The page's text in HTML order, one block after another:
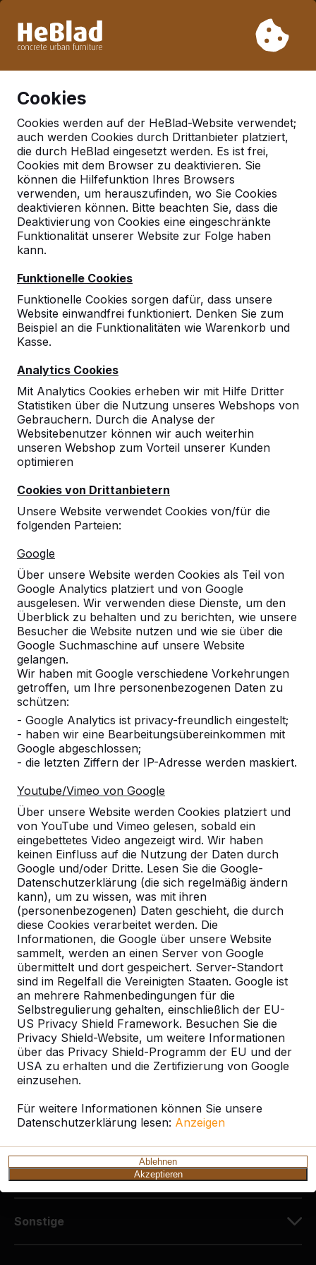
Woche 33 nicht. Bitte berücksichtigen Sie daher längere
Cookies
Cookies werden auf der HeBlad-Website verwendet;
auch werden Cookies durch Drittanbieter platziert,
die durch HeBlad eingesetzt werden. Es ist frei,
Cookies mit dem Browser zu deaktivieren. Sie
können die Hilfefunktion Ihres Browsers
verwenden, um herauszufinden, wo Sie Cookies
deaktivieren können. Bitte beachten Sie, dass die
Deaktivierung von Cookies eine eingeschränkte
Funktionalität unserer Website zur Folge haben
kann.
Funktionelle Cookies
Funktionelle Cookies sorgen dafür, dass unsere
Website einwandfrei funktioniert. Denken Sie zum
Beispiel an die Funktionalitäten wie Warenkorb und
Kasse.
Analytics Cookies
Mit Analytics Cookies erheben wir mit Hilfe Dritter
Statistiken über die Nutzung unseres Webshops von
Gebrauchern. Durch die Analyse der
Websitebenutzer können wir auch weiterhin
unseren Webshop zum Vorteil unserer Kunden
optimieren
Cookies von Drittanbietern
Unsere Website verwendet Cookies von/für die
folgenden Parteien:
Google
Über unsere Website werden Cookies als Teil von
Google Analytics platziert und von Google
ausgelesen. Wir verwenden diese Dienste, um den
Überblick zu behalten und zu berichten, wie unsere
Besucher die Website nutzen und wie sie über die
Google Suchmaschine auf unsere Website
gelangen.
Wir haben mit Google verschiedene Vorkehrungen
getroffen, um Ihre personenbezogenen Daten zu
schützen:
- Google Analytics ist privacy-freundlich eingestelt;
- haben wir eine Bearbeitungsübereinkommen mit
Google abgeschlossen;
- die letzten Ziffern der IP-Adresse werden maskiert.
Youtube/Vimeo von Google
Über unsere Website werden Cookies platziert und
von YouTube und Vimeo gelesen, sobald ein
eingebettetes Video angezeigt wird. Wir haben
keinen Einfluss auf die Nutzung der Daten durch
Google und/oder Dritte. Lesen Sie die Google-
Datenschutzerklärung (die sich regelmäßig ändern
kann), um zu wissen, was mit ihren
(personenbezogenen) Daten geschieht, die durch
diese Cookies verarbeitet werden. Die
Informationen, die Google über unsere Website
sammelt, werden an einen Server von Google
übermittelt und dort gespeichert. Server-Standort
sind im Regelfall die Vereinigten Staaten. Google ist
an mehrere Rahmenbedingungen für die
Selbstregulierung gehalten, einschließlich der EU-
US Privacy Shield Framework. Besuchen Sie die
Privacy Shield-Website, um weitere Informationen
über das Privacy Shield-Programm der EU und der
USA zu erhalten und die Zertifizierung von Google
einzusehen.
Für weitere Informationen können Sie unsere
Datenschutzerklärung lesen: Anzeigen
Ablehnen
Akzeptieren
Deutschland
Referenties in:Steinheim
Geen reviews gevonden voor deze
locatie.
Referenzen
Unsere Produkte finden Sie in ganz Europa
und darüber hinaus. Sehen Sie hier, wo Sie
ein HeBlad-Produkt in Ihrer Nähe finden.
Produkt
Alles anzeigen
Kategorie
Alles anzeigen
Ort oder Postleitzahl suchen
Kontakt
HeBlad Deutschland
Diekerstraße 97
42781 Haan
Deutschland
+49 212 934 77 25
info@HeBlad.de
Kundenservice
Sonstige